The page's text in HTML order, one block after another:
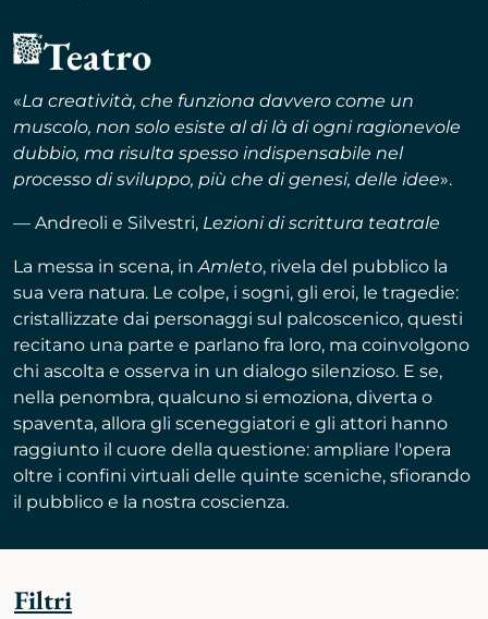
Teatro
«La creatività, che funziona davvero come un
muscolo, non solo esiste al di là di ogni ragionevole
dubbio, ma risulta spesso indispensabile nel
processo di sviluppo, più che di genesi, delle idee».
— Andreoli e Silvestri, Lezioni di scrittura teatrale
La messa in scena, inAmleto, rivela del pubblico la
sua vera natura. Le colpe, i sogni, gli eroi, le tragedie:
cristallizzate dai personaggi sul palcoscenico, questi
recitano una parte e parlano fra loro, ma coinvolgono
chi ascolta e osserva in un dialogo silenzioso. E se,
nella penombra, qualcuno si emoziona, diverta o
spaventa, allora gli sceneggiatori e gli attori hanno
raggiunto il cuore della questione: ampliare l'opera
oltre i confini virtuali delle quinte sceniche, sfiorando
il pubblico e la nostra coscienza.
Filtri